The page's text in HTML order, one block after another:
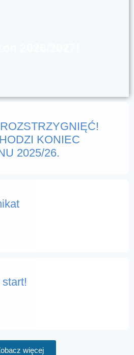
KONIEC
2025/26.
więcej